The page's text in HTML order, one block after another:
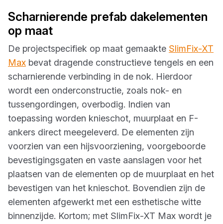
Scharnierende prefab dakelementen
op maat
De projectspecifiek op maat gemaakte SlimFix-XT
Max bevat dragende constructieve tengels en een
scharnierende verbinding in de nok. Hierdoor
wordt een onderconstructie, zoals nok- en
tussengordingen, overbodig. Indien van
toepassing worden knieschot, muurplaat en F-
ankers direct meegeleverd. De elementen zijn
voorzien van een hijsvoorziening, voorgeboorde
bevestigingsgaten en vaste aanslagen voor het
plaatsen van de elementen op de muurplaat en het
bevestigen van het knieschot. Bovendien zijn de
elementen afgewerkt met een esthetische witte
binnenzijde. Kortom; met SlimFix-XT Max wordt je